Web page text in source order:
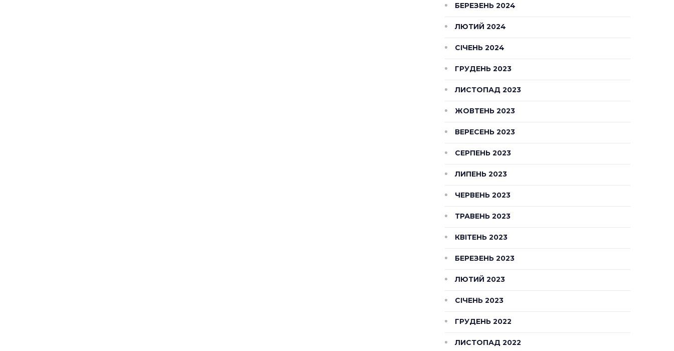
БЕРЕЗЕНЬ 2024
ЛЮТИЙ 2024
СІЧЕНЬ 2024
ГРУДЕНЬ 2023
ЛИСТОПАД 2023
ЖОВТЕНЬ 2023
ВЕРЕСЕНЬ 2023
СЕРПЕНЬ 2023
ЛИПЕНЬ 2023
ЧЕРВЕНЬ 2023
ТРАВЕНЬ 2023
КВІТЕНЬ 2023
БЕРЕЗЕНЬ 2023
ЛЮТИЙ 2023
СІЧЕНЬ 2023
ГРУДЕНЬ 2022
ЛИСТОПАД 2022